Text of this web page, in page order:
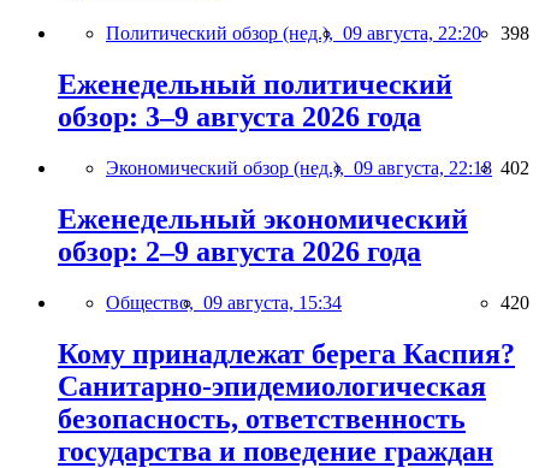
Политический обзор (нед.), 09 августа, 22:20 398
Еженедельный политический
обзор: 3–9 августа 2026 года
Экономический обзор (нед.), 09 августа, 22:18 402
Еженедельный экономический
обзор: 2–9 августа 2026 года
Общество, 09 августа, 15:34 420
Кому принадлежат берега Каспия?
Санитарно-эпидемиологическая
безопасность, ответственность
государства и поведение граждан